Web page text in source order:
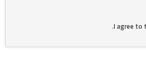
I agree to